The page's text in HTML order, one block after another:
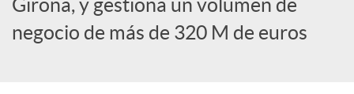
c
Girona, y gestiona un volumen de
negocio de más de 320 M de euros